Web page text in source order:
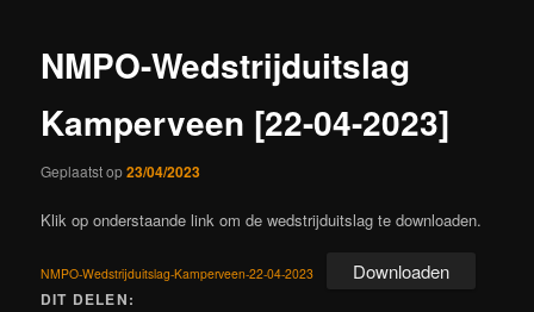
NMPO-Wedstrijduitslag
Kamperveen [22-04-2023]
Geplaatst op23/04/2023
Klik op onderstaande link om de wedstrijduitslag te downloaden.
NMPO-Wedstrijduitslag-Kamperveen-22-04-2023 Downloaden
DIT DELEN: